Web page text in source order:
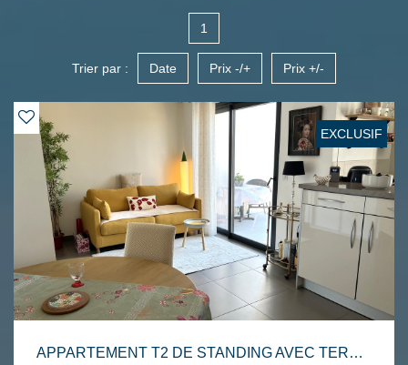
1
Trier par : Date Prix -/+ Prix +/-
EXCLUSIF
APPARTEMENT T2 DE STANDING AVEC TERRASSE, GARAGE, CAVE ET PARKING PRIVATIF